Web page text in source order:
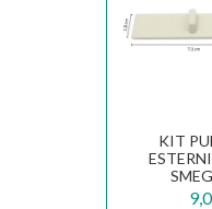
KIT